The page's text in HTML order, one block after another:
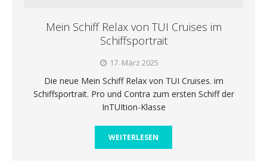
Mein Schiff Relax von TUI Cruises im
Schiffsportrait
17. März 2025
Die neue Mein Schiff Relax von TUI Cruises. im
Schiffsportrait. Pro und Contra zum ersten Schiff der
InTUItion-Klasse
WEITERLESEN